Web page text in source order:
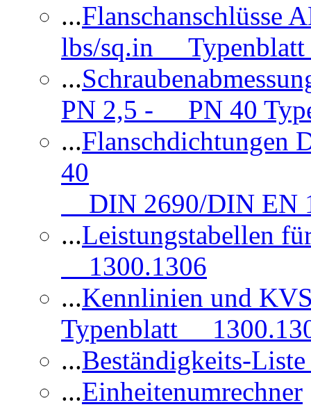
...
lbs/sq.in Typenblatt
...
PN 2,5 - PN 40
...
40
DIN 2690/DIN EN
...Leistungstabellen
1300.1306
...Kennlinien und
Typenblatt
...Beständigkeits-
...Einheitenumrechner